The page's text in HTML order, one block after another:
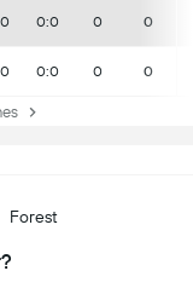
0 0:0 0 0
0 0:0 0 0
Forest